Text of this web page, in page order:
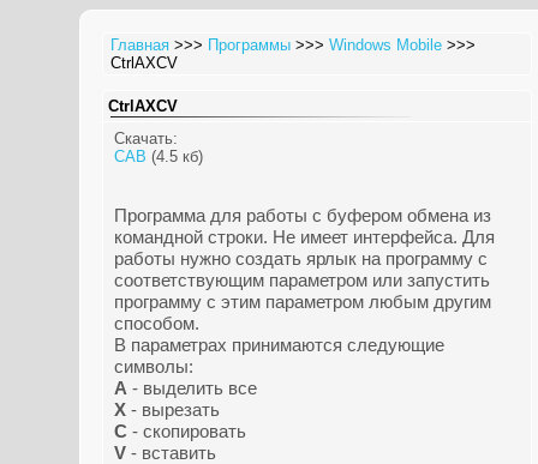
Главная >>> Программы >>>Windows Mobile >>>
CtrlAXCV
CtrlAXCV
Скачать:
CAB (4.5 кб)
Программа для работы с буфером обмена из
командной строки. Не имеет интерфейса. Для
работы нужно создать ярлык на программу с
соответствующим параметром или запустить
программу с этим параметром любым другим
способом.
В параметрах принимаются следующие
символы:
A - выделить все
X - вырезать
C - скопировать
V - вставить